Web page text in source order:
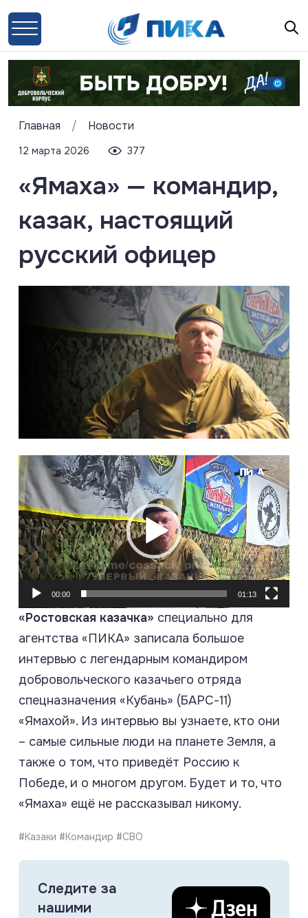
Главная / Новости
12 марта 2026 377
«Ямаха» — командир,
казак, настоящий
русский офицер
Видеоплеер
00:00 01:13
«Ростовская казачка» специально для
агентства «ПИКА» записала большое
интервью с легендарным командиром
добровольческого казачьего отряда
спецназначения «Кубань» (БАРС-11)
«Ямахой». Из интервью вы узнаете, кто они
– самые сильные люди на планете Земля, а
также о том, что приведёт Россию к
Победе, и о многом другом. Будет и то, что
«Ямаха» ещё не рассказывал никому.
#Казаки #Командир #СВО
Следите за
нашими